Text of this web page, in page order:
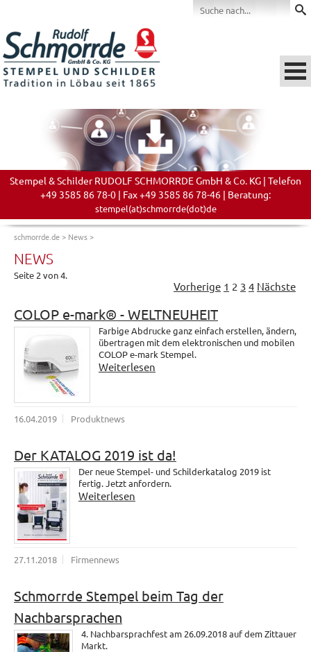
Stempel & Schilder RUDOLF SCHMORRDE GmbH & Co. KG | Telefon
+49 3585 86 78-0 | Fax +49 3585 86 78-46 | Beratung:
stempel(at)schmorrde(dot)de
schmorrde.de> News>
NEWS
Seite 2 von 4.
Vorherige 1 2 3 4 Nächste
COLOP e-mark® - WELTNEUHEIT
Farbige Abdrucke ganz einfach erstellen, ändern,
übertragen mit dem elektronischen und mobilen
COLOP e-mark Stempel.
Weiterlesen
16.04.2019 Produktnews
Der KATALOG 2019 ist da!
Der neue Stempel- und Schilderkatalog 2019 ist
fertig. Jetzt anfordern.
Weiterlesen
27.11.2018 Firmennews
Schmorrde Stempel beim Tag der
Nachbarsprachen
4. Nachbarsprachfest am 26.09.2018 auf dem Zittauer
Markt.